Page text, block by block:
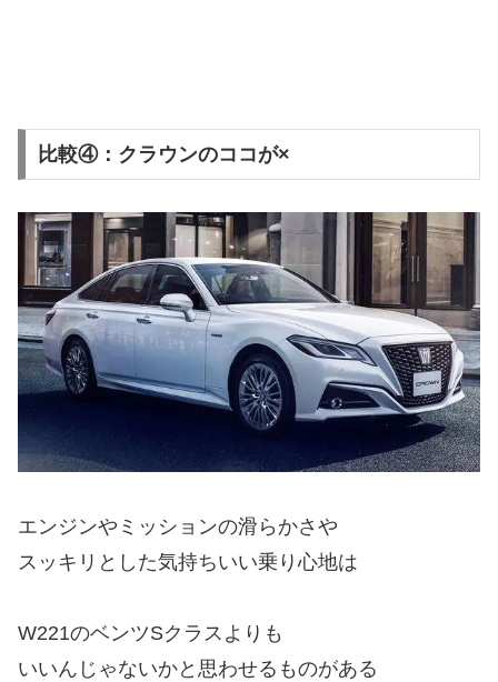
比較④：クラウンのココが×
エンジンやミッションの滑らかさや
スッキリとした気持ちいい乗り心地は
W221のベンツSクラスよりも
いいんじゃないかと思わせるものがある